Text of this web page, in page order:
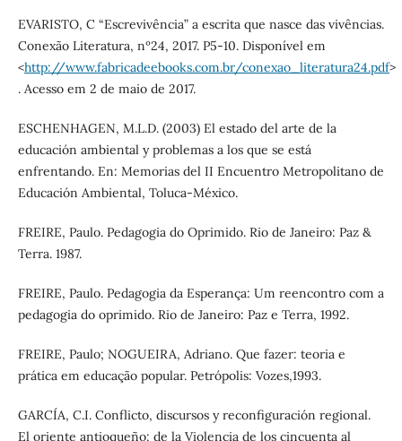
EVARISTO, C “Escrevivência” a escrita que nasce das vivências.
Conexão Literatura, nº24, 2017. P5-10. Disponível em
<http://www.fabricadeebooks.com.br/conexao_literatura24.pdf>
. Acesso em 2 de maio de 2017.
ESCHENHAGEN, M.L.D. (2003) El estado del arte de la
educación ambiental y problemas a los que se está
enfrentando. En: Memorias del II Encuentro Metropolitano de
Educación Ambiental, Toluca-México.
FREIRE, Paulo. Pedagogia do Oprimido. Rio de Janeiro: Paz &
Terra. 1987.
FREIRE, Paulo. Pedagogia da Esperança: Um reencontro com a
pedagogia do oprimido. Rio de Janeiro: Paz e Terra, 1992.
FREIRE, Paulo; NOGUEIRA, Adriano. Que fazer: teoria e
prática em educação popular. Petrópolis: Vozes,1993.
GARCÍA, C.I. Conflicto, discursos y reconfiguración regional.
El oriente antioqueño: de la Violencia de los cincuenta al